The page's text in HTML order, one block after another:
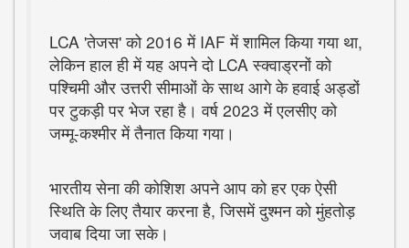
LCA 'तेजस' को 2016 में IAF में शामिल किया गया था,
लेकिन हाल ही में यह अपने दो LCA स्क्वाड्रनों को
पश्चिमी और उत्तरी सीमाओं के साथ आगे के हवाई अड्डों
पर टुकड़ी पर भेज रहा है। वर्ष 2023 में एलसीए को
जम्मू-कश्मीर में तैनात किया गया।
भारतीय सेना की कोशिश अपने आप को हर एक ऐसी
स्थिति के लिए तैयार करना है, जिसमें दुश्मन को मुंहतोड़
जवाब दिया जा सके।